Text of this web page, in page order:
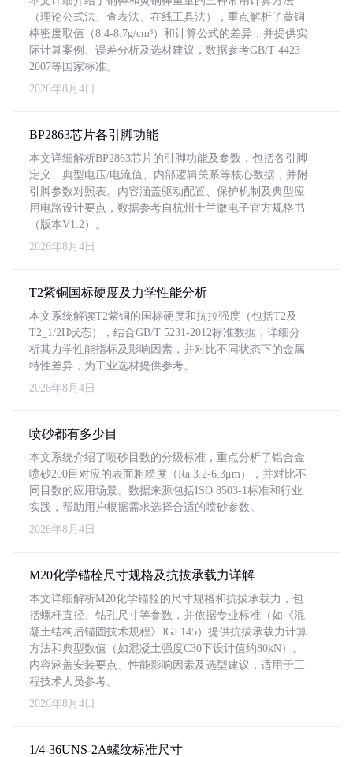
（理论公式法、查表法、在线工具法），重点解析了黄铜
棒密度取值（8.4-8.7g/cm³）和计算公式的差异，并提供实
际计算案例、误差分析及选材建议，数据参考GB/T 4423-
2007等国家标准。
2026年8月4日
BP2863芯片各引脚功能
本文详细解析BP2863芯片的引脚功能及参数，包括各引脚
定义、典型电压/电流值、内部逻辑关系等核心数据，并附
引脚参数对照表。内容涵盖驱动配置、保护机制及典型应
用电路设计要点，数据参考自杭州士兰微电子官方规格书
（版本V1.2）。
2026年8月4日
T2紫铜国标硬度及力学性能分析
本文系统解读T2紫铜的国标硬度和抗拉强度（包括T2及
T2_1/2H状态），结合GB/T 5231-2012标准数据，详细分
析其力学性能指标及影响因素，并对比不同状态下的金属
特性差异，为工业选材提供参考。
2026年8月4日
喷砂都有多少目
本文系统介绍了喷砂目数的分级标准，重点分析了铝合金
喷砂200目对应的表面粗糙度（Ra 3.2-6.3μm），并对比不
同目数的应用场景。数据来源包括ISO 8503-1标准和行业
实践，帮助用户根据需求选择合适的喷砂参数。
2026年8月4日
M20化学锚栓尺寸规格及抗拔承载力详解
本文详细解析M20化学锚栓的尺寸规格和抗拔承载力，包
括螺杆直径、钻孔尺寸等参数，并依据专业标准（如《混
凝土结构后锚固技术规程》JGJ 145）提供抗拔承载力计算
方法和典型数值（如混凝土强度C30下设计值约80kN）。
内容涵盖安装要点、性能影响因素及选型建议，适用于工
程技术人员参考。
2026年8月4日
1/4-36UNS-2A螺纹标准尺寸